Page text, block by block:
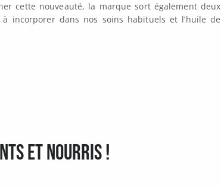
cette nouveauté, la marque sort également deux
incorporer dans nos soins habituels et l’huile de
et nourris !